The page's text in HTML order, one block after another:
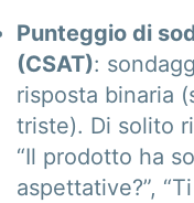
Punteggio di
(CSAT):
risposta binaria
triste). Di solito
“Il prodotto ha
aspettative?”,